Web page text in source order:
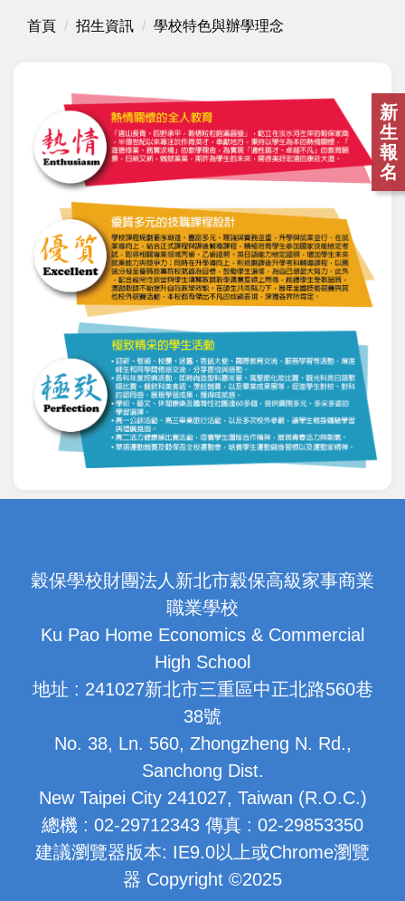
新
生
報
名
首頁 招生資訊 學校特色與辦學理念
穀保學校財團法人新北市穀保高級家事商業
職業學校
Ku Pao Home Economics & Commercial
High School
地址 : 241027新北市三重區中正北路560巷
38號
No. 38, Ln. 560, Zhongzheng N. Rd.,
Sanchong Dist.
New Taipei City 241027, Taiwan (R.O.C.)
總機 : 02-29712343 傳真 : 02-29853350
建議瀏覽器版本: IE9.0以上或Chrome瀏覽
器 Copyright ©2025